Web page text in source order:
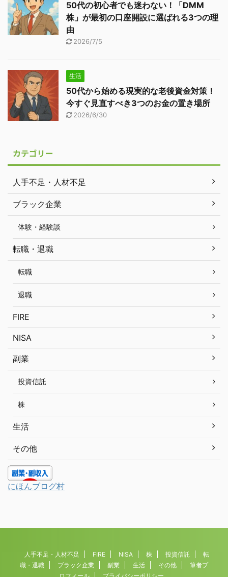
50代の初心者でも迷わない！「DMM
株」が最初の口座開設に選ばれる3つの理
由
2026/7/5
生活
50代から始める現実的な老後資金対策！
今すぐ見直すべき3つのお金の置き場所
2026/6/30
カテゴリー
人手不足・人材不足
ブラック企業
体験・経験談
転職・退職
転職
退職
FIRE
NISA
副業
投資信託
株
生活
その他
にほんブログ村
人手不足・人材不足 FIRE NISA 株 投資信託
転
職・退職
ブラック企業 副業 生活 その他
筆者プ